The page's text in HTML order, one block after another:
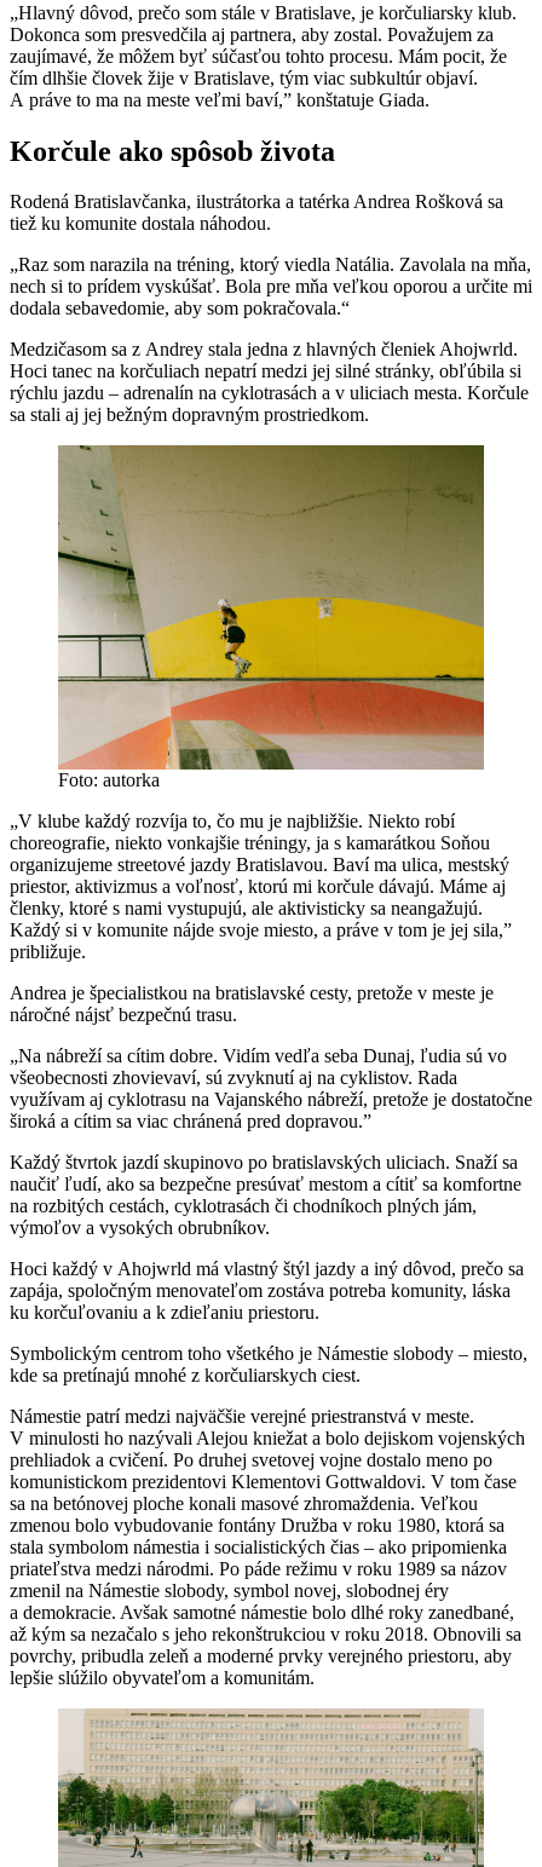
„Hlavný dôvod, prečo som stále v Bratislave, je korčuliarsky klub.
Dokonca som presvedčila aj partnera, aby zostal. Považujem za
zaujímavé, že môžem byť súčasťou tohto procesu. Mám pocit, že
čím dlhšie človek žije v Bratislave, tým viac subkultúr objaví.
A práve to ma na meste veľmi baví,” konštatuje Giada.
Korčule ako spôsob života
Rodená Bratislavčanka, ilustrátorka a tatérka Andrea Rošková sa
tiež ku komunite dostala náhodou.
„Raz som narazila na tréning, ktorý viedla Natália. Zavolala na mňa,
nech si to prídem vyskúšať. Bola pre mňa veľkou oporou a určite mi
dodala sebavedomie, aby som pokračovala.“
Medzičasom sa z Andrey stala jedna z hlavných členiek Ahojwrld.
Hoci tanec na korčuliach nepatrí medzi jej silné stránky, obľúbila si
rýchlu jazdu – adrenalín na cyklotrasách a v uliciach mesta. Korčule
sa stali aj jej bežným dopravným prostriedkom.
Foto: autorka
„V klube každý rozvíja to, čo mu je najbližšie. Niekto robí
choreografie, niekto vonkajšie tréningy, ja s kamarátkou Soňou
organizujeme streetové jazdy Bratislavou. Baví ma ulica, mestský
priestor, aktivizmus a voľnosť, ktorú mi korčule dávajú. Máme aj
členky, ktoré s nami vystupujú, ale aktivisticky sa neangažujú.
Každý si v komunite nájde svoje miesto, a práve v tom je jej sila,”
približuje.
Andrea je špecialistkou na bratislavské cesty, pretože v meste je
náročné nájsť bezpečnú trasu.
„Na nábreží sa cítim dobre. Vidím vedľa seba Dunaj, ľudia sú vo
všeobecnosti zhovievaví, sú zvyknutí aj na cyklistov. Rada
využívam aj cyklotrasu na Vajanského nábreží, pretože je dostatočne
široká a cítim sa viac chránená pred dopravou.”
Každý štvrtok jazdí skupinovo po bratislavských uliciach. Snaží sa
naučiť ľudí, ako sa bezpečne presúvať mestom a cítiť sa komfortne
na rozbitých cestách, cyklotrasách či chodníkoch plných jám,
výmoľov a vysokých obrubníkov.
Hoci každý v Ahojwrld má vlastný štýl jazdy a iný dôvod, prečo sa
zapája, spoločným menovateľom zostáva potreba komunity, láska
ku korčuľovaniu a k zdieľaniu priestoru.
Symbolickým centrom toho všetkého je Námestie slobody – miesto,
kde sa pretínajú mnohé z korčuliarskych ciest.
Námestie patrí medzi najväčšie verejné priestranstvá v meste.
V minulosti ho nazývali Alejou kniežat a bolo dejiskom vojenských
prehliadok a cvičení. Po druhej svetovej vojne dostalo meno po
komunistickom prezidentovi Klementovi Gottwaldovi. V tom čase
sa na betónovej ploche konali masové zhromaždenia. Veľkou
zmenou bolo vybudovanie fontány Družba v roku 1980, ktorá sa
stala symbolom námestia i socialistických čias – ako pripomienka
priateľstva medzi národmi. Po páde režimu v roku 1989 sa názov
zmenil na Námestie slobody, symbol novej, slobodnej éry
a demokracie. Avšak samotné námestie bolo dlhé roky zanedbané,
až kým sa nezačalo s jeho rekonštrukciou v roku 2018. Obnovili sa
povrchy, pribudla zeleň a moderné prvky verejného priestoru, aby
lepšie slúžilo obyvateľom a komunitám.